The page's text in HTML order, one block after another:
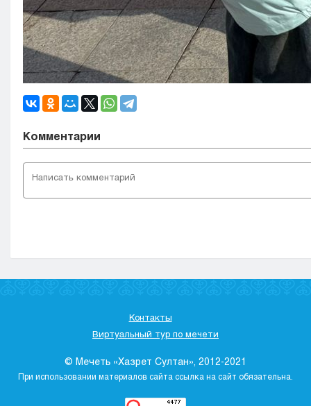
Комментарии
Контакты
Виртуальный тур по мечети
© Мечеть «Хазрет Султан», 2012-2021
При использовании материалов сайта ссылка на сайт обязательна.